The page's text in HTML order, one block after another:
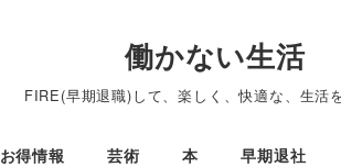
働かない生活
FIRE(早期退職)して、楽しく、快適な、生活
お得情報 芸術 本 早期退社